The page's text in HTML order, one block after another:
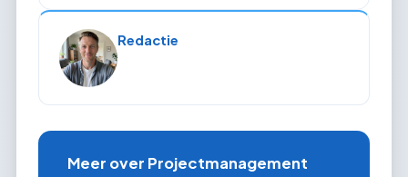
Redactie
Meer over Projectmanagement